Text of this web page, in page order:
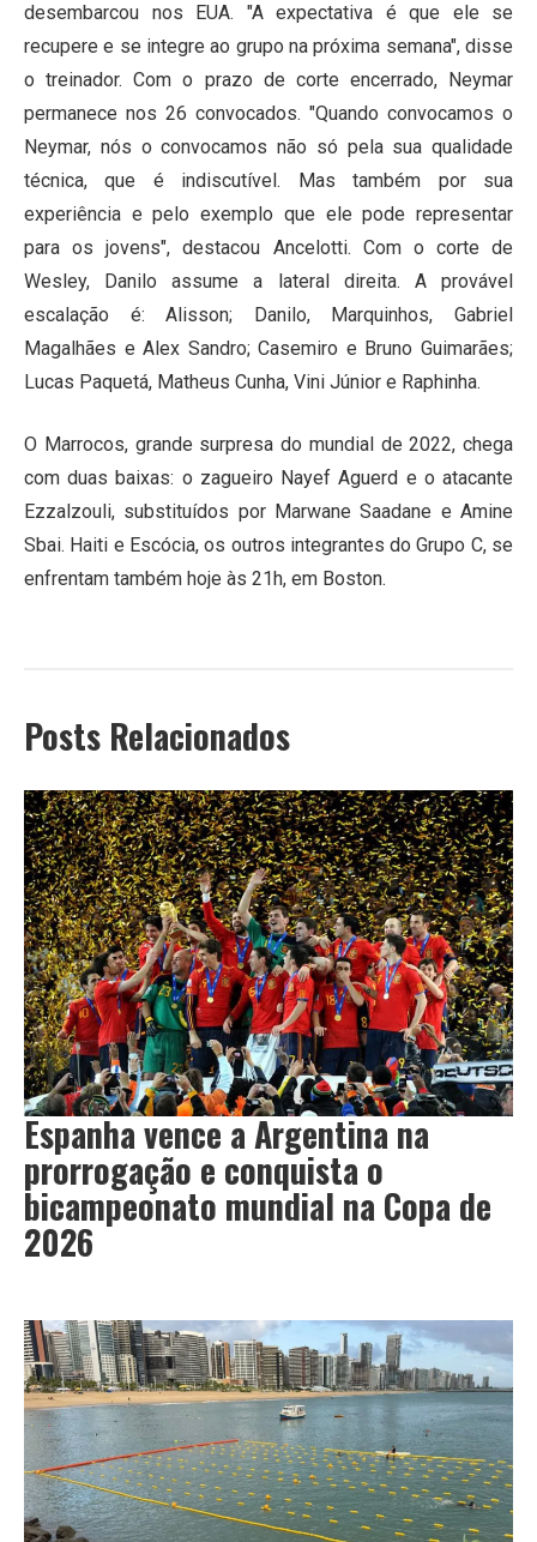
desembarcou nos EUA. "A expectativa é que ele se
recupere e se integre ao grupo na próxima semana", disse
o treinador. Com o prazo de corte encerrado, Neymar
permanece nos 26 convocados. "Quando convocamos o
Neymar, nós o convocamos não só pela sua qualidade
técnica, que é indiscutível. Mas também por sua
experiência e pelo exemplo que ele pode representar
para os jovens", destacou Ancelotti. Com o corte de
Wesley, Danilo assume a lateral direita. A provável
escalação é: Alisson; Danilo, Marquinhos, Gabriel
Magalhães e Alex Sandro; Casemiro e Bruno Guimarães;
Lucas Paquetá, Matheus Cunha, Vini Júnior e Raphinha.
O Marrocos, grande surpresa do mundial de 2022, chega
com duas baixas: o zagueiro Nayef Aguerd e o atacante
Ezzalzouli, substituídos por Marwane Saadane e Amine
Sbai. Haiti e Escócia, os outros integrantes do Grupo C, se
enfrentam também hoje às 21h, em Boston.
Posts Relacionados
Espanha vence a Argentina na
prorrogação e conquista o
bicampeonato mundial na Copa de
2026